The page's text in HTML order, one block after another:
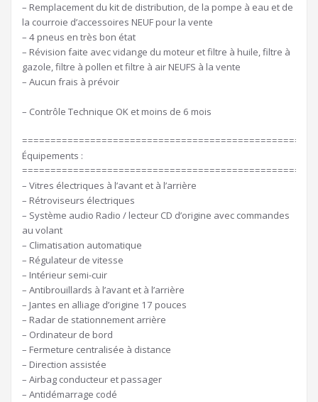
– Remplacement du kit de distribution, de la pompe à eau et de
la courroie d’accessoires NEUF pour la vente
– 4 pneus en très bon état
– Révision faite avec vidange du moteur et filtre à huile, filtre à
gazole, filtre à pollen et filtre à air NEUFS à la vente
– Aucun frais à prévoir
– Contrôle Technique OK et moins de 6 mois
Équipements :
– Vitres électriques à l’avant et à l’arrière
– Rétroviseurs électriques
– Système audio Radio / lecteur CD d’origine avec commandes
au volant
– Climatisation automatique
– Régulateur de vitesse
– Intérieur semi-cuir
– Antibrouillards à l’avant et à l’arrière
– Jantes en alliage d’origine 17 pouces
– Radar de stationnement arrière
– Ordinateur de bord
– Fermeture centralisée à distance
– Direction assistée
– Airbag conducteur et passager
– Antidémarrage codé